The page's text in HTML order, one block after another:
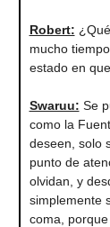
Robert:
mucho
estado en
Swaruu: Se
como la
deseen, solo
punto de
olvidan, y
simplemente
coma,